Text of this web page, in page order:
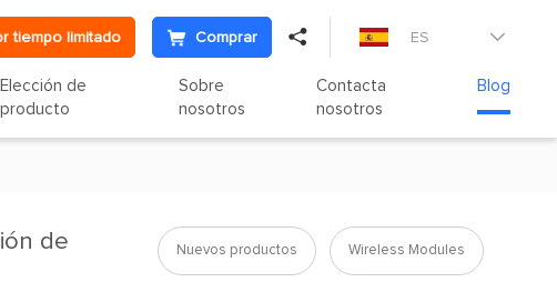
tiempo limitado Comprar  ES 
Elección de
producto
Sobre
nosotros
Contacta
nosotros
Blog
de
Nuevos productos Wireless Modules